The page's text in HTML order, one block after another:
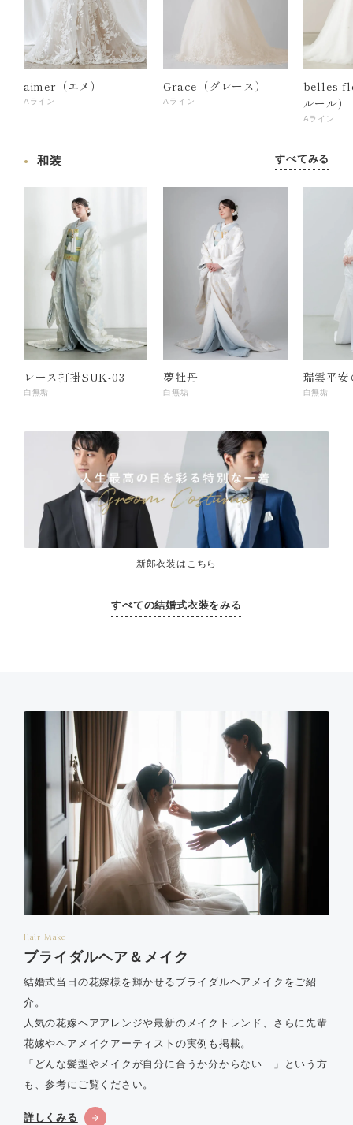
aimer（エメ）
Aライン
Grace（グレース）
Aライン
belles
ルール）
Aライン
和装 すべてみる
レース打掛SUK-03
白無垢
夢牡丹
白無垢
瑞雲平安
白無垢
新郎衣装はこちら
すべての結婚式衣装をみる
Hair Make
ブライダルヘア＆メイク
結婚式当日の花嫁様を輝かせるブライダルヘアメイクをご紹
介。
人気の花嫁ヘアアレンジや最新のメイクトレンド、さらに先輩
花嫁やヘアメイクアーティストの実例も掲載。
「どんな髪型やメイクが自分に合うか分からない…」という方
も、参考にご覧ください。
詳しくみる